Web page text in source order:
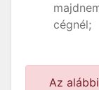
cégnél;
Az